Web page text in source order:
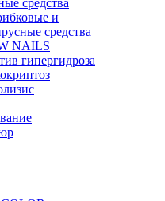
средства
и
средства
NAILS
гипергидроза